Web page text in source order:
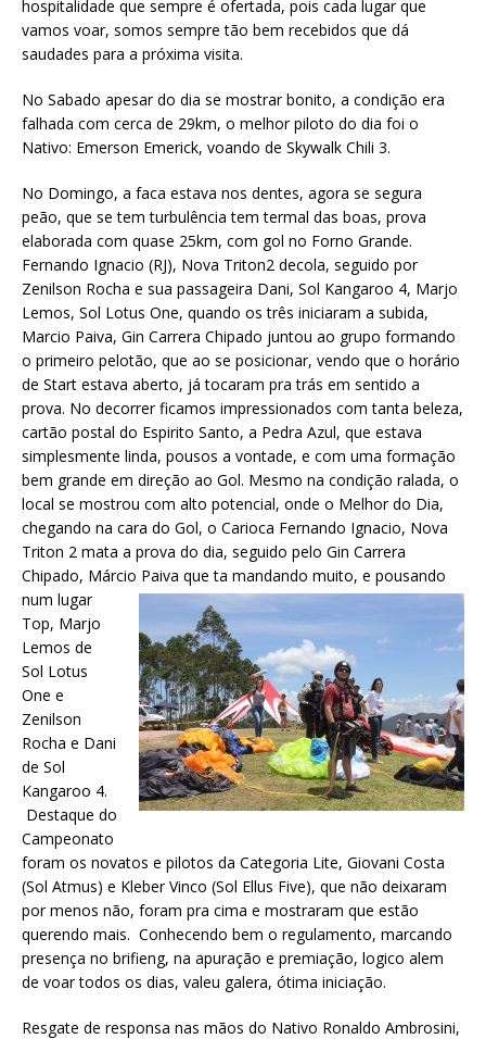
hospitalidade que sempre é ofertada, pois cada lugar que
vamos voar, somos sempre tão bem recebidos que dá
saudades para a próxima visita.
No Sabado apesar do dia se mostrar bonito, a condição era
falhada com cerca de 29km, o melhor piloto do dia foi o
Nativo: Emerson Emerick, voando de Skywalk Chili 3.
No Domingo, a faca estava nos dentes, agora se segura
peão, que se tem turbulência tem termal das boas, prova
elaborada com quase 25km, com gol no Forno Grande.
Fernando Ignacio (RJ), Nova Triton2 decola, seguido por
Zenilson Rocha e sua passageira Dani, Sol Kangaroo 4, Marjo
Lemos, Sol Lotus One, quando os três iniciaram a subida,
Marcio Paiva, Gin Carrera Chipado juntou ao grupo formando
o primeiro pelotão, que ao se posicionar, vendo que o horário
de Start estava aberto, já tocaram pra trás em sentido a
prova. No decorrer ficamos impressionados com tanta beleza,
cartão postal do Espirito Santo, a Pedra Azul, que estava
simplesmente linda, pousos a vontade, e com uma formação
bem grande em direção ao Gol. Mesmo na condição ralada, o
local se mostrou com alto potencial, onde o Melhor do Dia,
chegando na cara do Gol, o Carioca Fernando Ignacio, Nova
Triton 2 mata a prova do dia, seguido pelo Gin Carrera
Chipado, Márcio Paiva que ta mandando muito, e pousando
num lugar
Top, Marjo
Lemos de
Sol Lotus
One e
Zenilson
Rocha e Dani
de Sol
Kangaroo 4.
Destaque do
Campeonato
foram os novatos e pilotos da Categoria Lite, Giovani Costa
(Sol Atmus) e Kleber Vinco (Sol Ellus Five), que não deixaram
por menos não, foram pra cima e mostraram que estão
querendo mais. Conhecendo bem o regulamento, marcando
presença no brifieng, na apuração e premiação, logico alem
de voar todos os dias, valeu galera, ótima iniciação.
Resgate de responsa nas mãos do Nativo Ronaldo Ambrosini,